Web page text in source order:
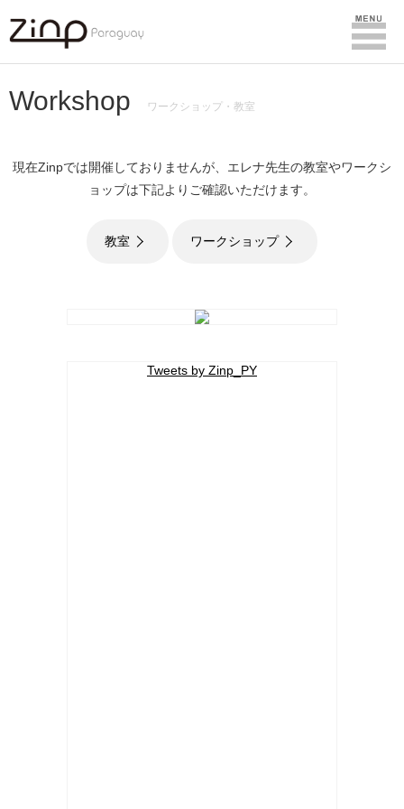
Workshop ワークショップ・教室
現在Zinpでは開催しておりませんが、エレナ先生の教室やワークシ
ョップは下記よりご確認いただけます。
教室 ワークショップ
Tweets by Zinp_PY